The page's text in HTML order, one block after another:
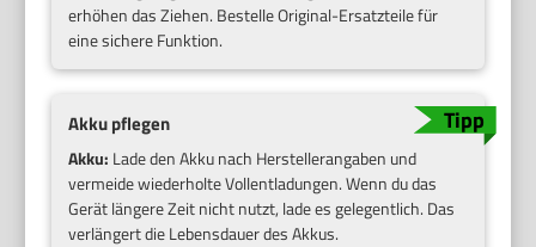
erhöhen das Ziehen. Bestelle Original-Ersatzteile für
eine sichere Funktion.
Akku pflegen
Akku: Lade den Akku nach Herstellerangaben und
vermeide wiederholte Vollentladungen. Wenn du das
Gerät längere Zeit nicht nutzt, lade es gelegentlich. Das
verlängert die Lebensdauer des Akkus.